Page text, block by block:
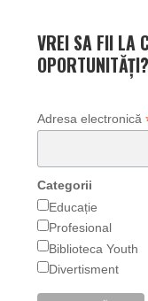
VREI SA FII LA
OPORTUNITĂȚI?
Adresa electronică
Categorii
Educație
Profesional
Biblioteca Youth
Divertisment